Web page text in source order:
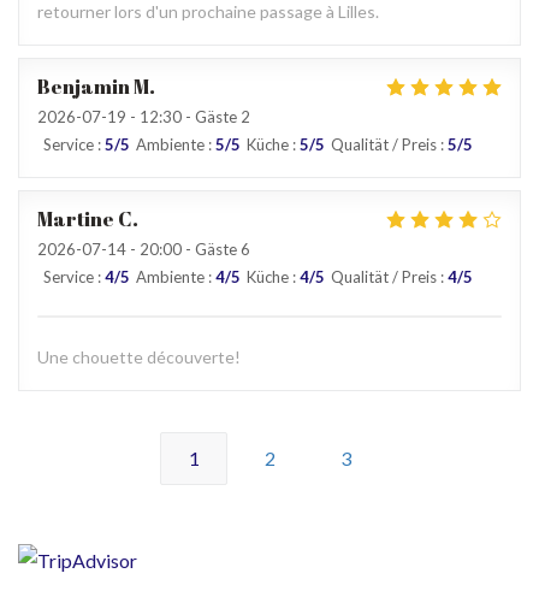
retourner lors d'un prochaine passage à Lilles.
BenjaminM
2026-07-19 - 12:30 - Gäste 2
Service :5/5 Ambiente :5/5 Küche :5/5 Qualität / Preis :5/5
Martine C
2026-07-14 - 20:00 - Gäste 6
Service :4/5 Ambiente :4/5 Küche :4/5 Qualität / Preis :4/5
Une chouette découverte!
1 2 3